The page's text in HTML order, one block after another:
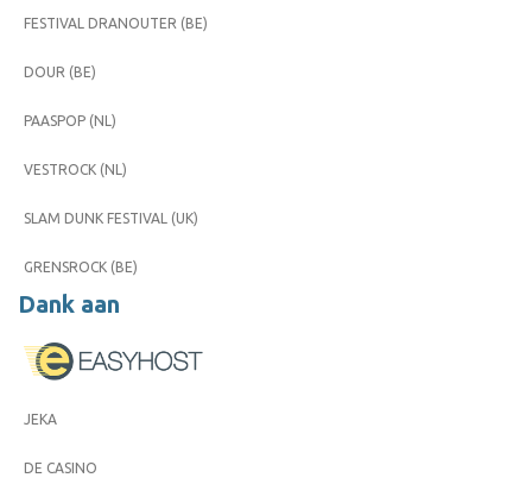
FESTIVAL DRANOUTER (BE)
DOUR (BE)
PAASPOP (NL)
VESTROCK (NL)
SLAM DUNK FESTIVAL (UK)
GRENSROCK (BE)
Dank aan
JEKA
DE CASINO